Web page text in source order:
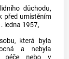
důchodu,
před umístěním
ledna 1957,
která byla
a nebyla
péče nebo v